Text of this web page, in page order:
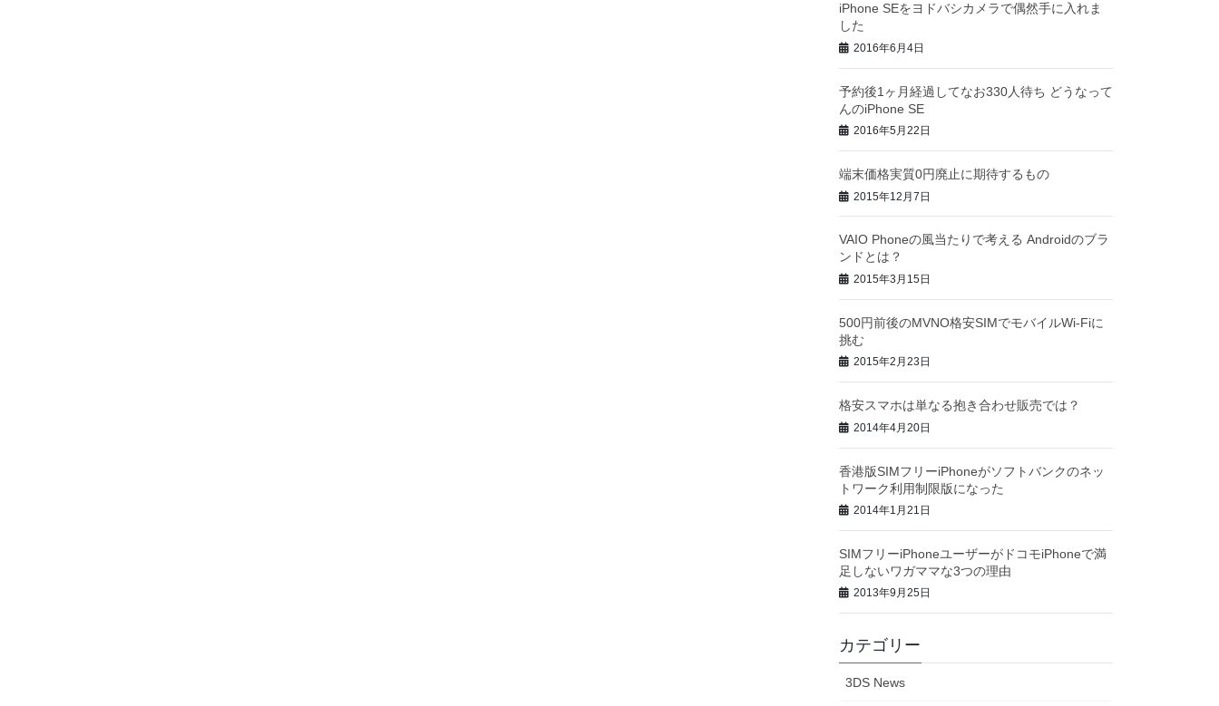
iPhone SEをヨドバシカメラで偶然手に入れま
した
2016年6月4日
予約後1ヶ月経過してなお330人待ち どうなって
んのiPhone SE
2016年5月22日
端末価格実質0円廃止に期待するもの
2015年12月7日
VAIO Phoneの風当たりで考える Androidのブラ
ンドとは？
2015年3月15日
500円前後のMVNO格安SIMでモバイルWi-Fiに
挑む
2015年2月23日
格安スマホは単なる抱き合わせ販売では？
2014年4月20日
香港版SIMフリーiPhoneがソフトバンクのネッ
トワーク利用制限版になった
2014年1月21日
SIMフリーiPhoneユーザーがドコモiPhoneで満
足しないワガママな3つの理由
2013年9月25日
カテゴリー
3DS News